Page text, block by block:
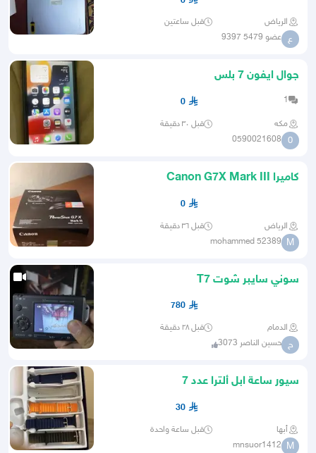
الرياض قبل ساعتين
ع عضو 5479 9397
جوال ايفون 7 بلس
1
0
مكه قبل ٣٠ دقيقة
0
0590021608
كاميرا Canon G7X Mark III
0
الرياض قبل ٣٦ دقيقة
M
mohammed 52389
سوني سايبر شوت T7
780
الدمام قبل ٢٨ دقيقة
ح حسين الناصر 3073
سيور ساعة ابل ألترا عدد 7
30
أبها قبل ساعة واحدة
M
mnsuor1412